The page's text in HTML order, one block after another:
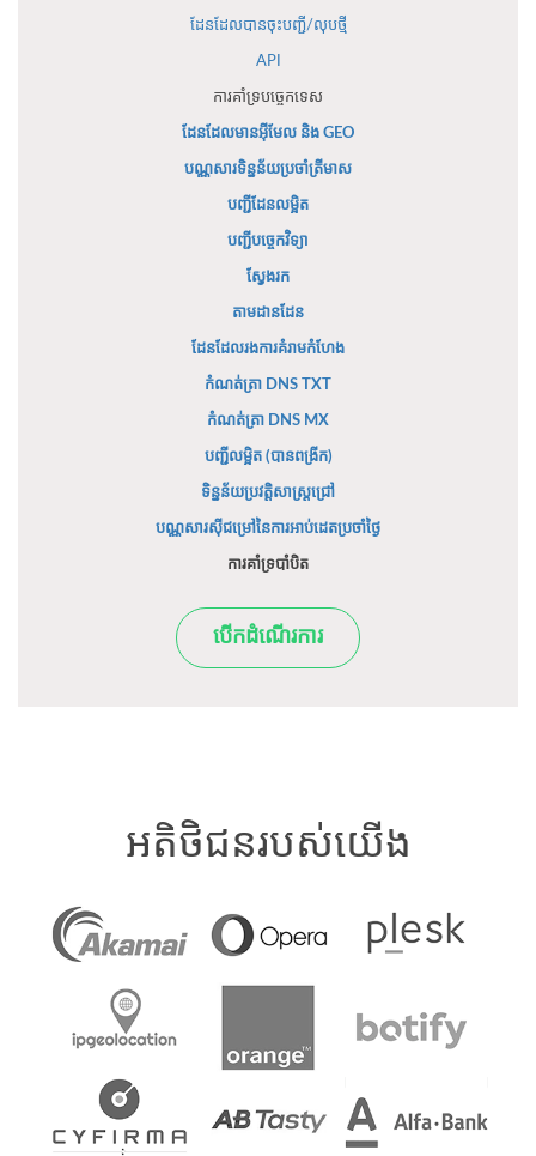
ដែនដែលបានចុះបញ្ជី/លុបថ្មី
API
ការគាំទ្របច្ចេកទេស
ដែនដែលមានអ៊ីមែល និង GEO
បណ្ណសារទិន្នន័យប្រចាំត្រីមាស
បញ្ជីដែនលម្អិត
បញ្ជីបច្ចេកវិទ្យា
ស្វែងរក
តាមដានដែន
ដែនដែលរងការគំរាមកំហែង
កំណត់ត្រា DNS TXT
កំណត់ត្រា DNS MX
បញ្ជីលម្អិត (បានពង្រីក)
ទិន្នន័យប្រវត្តិសាស្ត្រជ្រៅ
បណ្ណសារស៊ីជម្រៅនៃការអាប់ដេតប្រចាំថ្ងៃ
ការគាំទ្របាំបិត
បើកដំណើរការ
អតិថិជនរបស់យើង